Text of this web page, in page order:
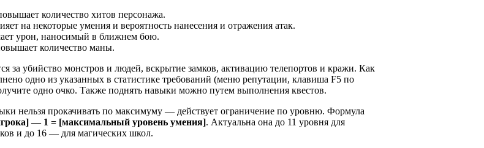
количество хитов персонажа.
на некоторые умения и вероятность нанесения и отражения атак.
урон, наносимый в ближнем бою.
количество маны.
за убийство монстров и людей, вскрытие замков, активацию телепортов и кражи. Как
одно из указанных в статистике требований (меню репутации, клавиша F5 по
одно очко. Также поднять навыки можно путем выполнения квестов.
нельзя прокачивать по максимуму — действует ограничение по уровню. Формула
— 1 = [максимальный уровень умения]. Актуальна она до 11 уровня для
и до 16 — для магических школ.